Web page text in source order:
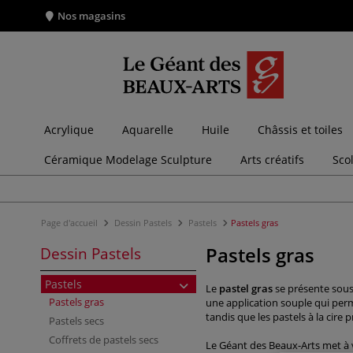
Nos magasins
Acrylique Aquarelle Huile Châssis et toiles
Céramique Modelage Sculpture
Arts créatifs
Page d'accueil Dessin Pastels Pastels Pastels gras
Dessin Pastels
Pastels
Pastels gras
Pastels secs
Coffrets de pastels secs
Pastels gras
Le pastel grasse présente
une application souple qui
tandis que les pastels à la cire
Le Géant des Beaux-Arts met